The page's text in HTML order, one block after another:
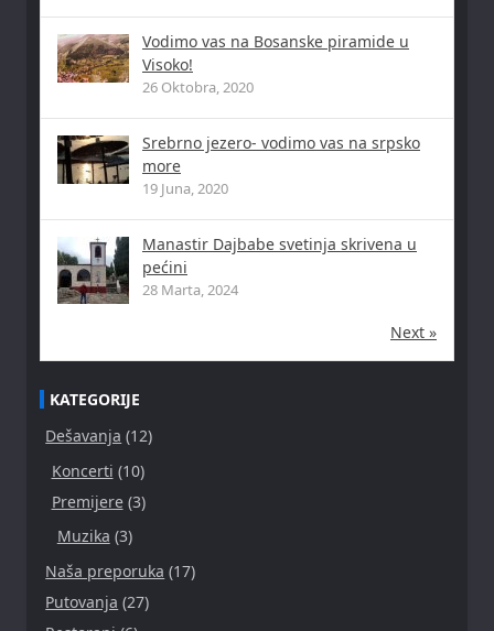
Vodimo vas na Bosanske piramide u
Visoko!
26 Oktobra, 2020
Srebrno jezero- vodimo vas na srpsko
more
19 Juna, 2020
Manastir Dajbabe svetinja skrivena u
pećini
28 Marta, 2024
Next »
KATEGORIJE
Dešavanja (12)
Koncerti (10)
Premijere(3)
Muzika (3)
Naša preporuka (17)
Putovanja (27)